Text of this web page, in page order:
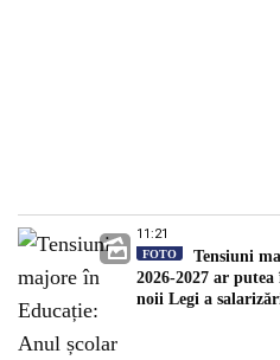
11:21
FOTO
Tensiuni
2026-2027 ar
noii Legi a